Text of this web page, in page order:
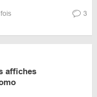
3
affiches